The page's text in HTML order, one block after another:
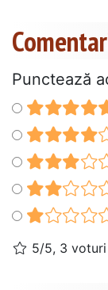
Punctează
5/5, 3 voturi